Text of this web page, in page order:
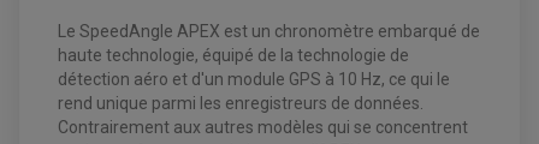
Le SpeedAngle APEX est un chronomètre embarqué de
haute technologie, équipé de la technologie de
détection aéro et d'un module GPS à 10 Hz, ce qui le
rend unique parmi les enregistreurs de données.
Contrairement aux autres modèles qui se concentrent